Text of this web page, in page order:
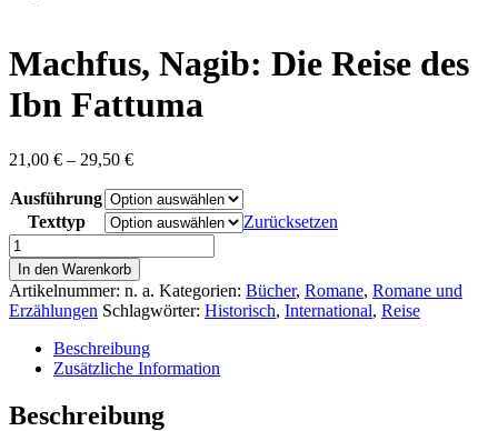
Machfus, Nagib: Die Reise des
Ibn Fattuma
21,00 € – 29,50 €Preisspanne:
bis
29,50 €
Ausführung
Texttyp
Zurücksetzen
Machfus,
Nagib:
Die
Reise
des
Fattuma
Menge
In den Warenkorb
Artikelnummer: n. a. Kategorien: Bücher, Romane, Romane und
Erzählungen Schlagwörter: Historisch, International, Reise
Beschreibung
Zusätzliche Information
Beschreibung